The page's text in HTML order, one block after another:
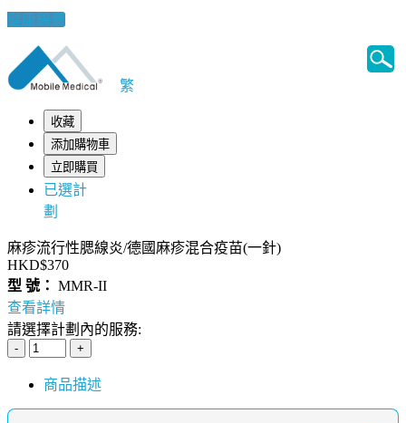
健康錦囊
繁
收藏
添加購物車
立即購買
已選計
劃
麻疹流行性腮線炎/德國麻疹混合疫苗(一針)
HKD$370
型 號： MMR-II
查看詳情
請選擇計劃內的服務:
商品描述